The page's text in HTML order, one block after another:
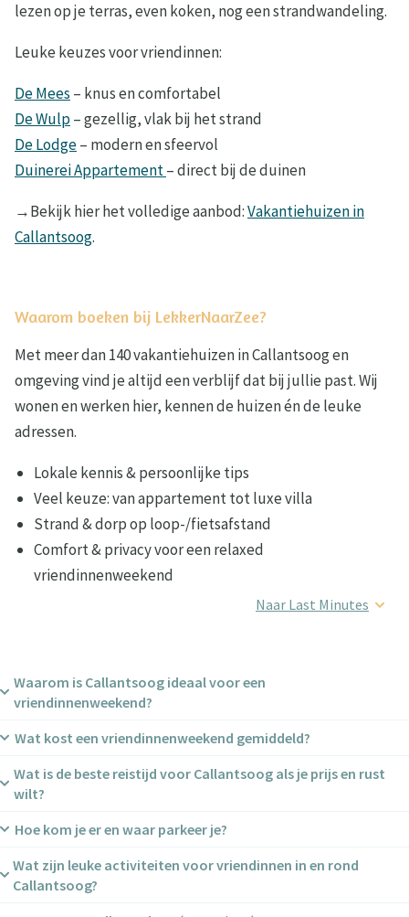
lezen op je terras, even koken, nog een strandwandeling.
Leuke keuzes voor vriendinnen:
De Mees – knus en comfortabel
De Wulp– gezellig, vlak bij het strand
De Lodge– modern en sfeervol
Duinerei Appartement– direct bij de duinen
→Bekijk hier het volledige aanbod:Vakantiehuizen in
Callantsoog.
Waarom boeken bij LekkerNaarZee?
Met meer dan 140 vakantiehuizen in Callantsoog en
omgeving vind je altijd een verblijf dat bij jullie past. Wij
wonen en werken hier, kennen de huizen én de leuke
adressen.
Lokale kennis & persoonlijke tips
Veel keuze: van appartement tot luxe villa
Strand & dorp op loop-/fietsafstand
Comfort & privacy voor een relaxed
vriendinnenweekend
Naar Last Minutes
Waarom is Callantsoog ideaal voor een
vriendinnenweekend?
Omdat allesdichtbijis: strand, duin, dorp en horeca liggen
op loop-/fietsafstand
. Je verliest geen tijd aan reizen en
hebt wél de rust en ruimte van de Noord-Hollandse kust.
Wat kost een vriendinnenweekend gemiddeld?
Dat hangt af van het huis en de periode. BijLekkerNaarZee
huur je
totaalprijs
nachten × personen
vergelijking — vaak voordeliger dan stedentrips of
pakketreizen.
Wat is de beste reistijd voor Callantsoog als je prijs en rust
wilt?
Mei, juni en september. Vaak rustiger, vriendelijker geprijsd
en met fijn weer. Ook midweek lang weekend
budgettechnisch slim uit.
Hoe kom je er en waar parkeer je?
Auto: ca.1–1,5 uur vanaf Amsterdam. OV:trein naar
Schagen+ bus/taxi (±20–25 min).
Callantsoog
en Groote Keeten
Wat zijn leuke activiteiten voor vriendinnen in en rond
Callantsoog?